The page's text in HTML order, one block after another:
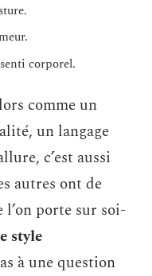
corporel.
comme un
un langage
c’est aussi
autres ont de
porte sur soi-
style
à une question